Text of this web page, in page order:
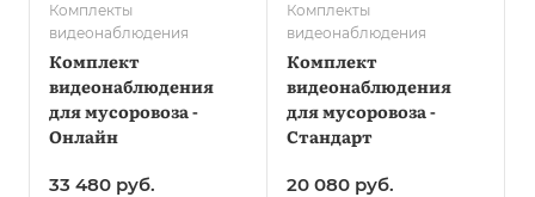
Комплекты
видеонаблюдения
Комплект
видеонаблюдения
для мусоровоза -
Онлайн
33 480 руб.
Комплекты
видеонаблюдения
Комплект
видеонаблюдения
для мусоровоза -
Стандарт
20 080 руб.